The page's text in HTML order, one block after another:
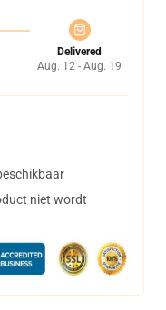
Delivered
Aug. 12 - Aug. 19
niet wordt